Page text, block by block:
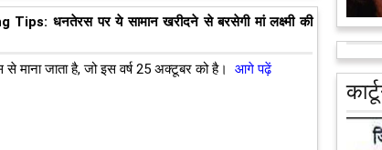
धनतेरस पर ये सामान खरीदने से बरसेगी मां लक्ष्मी की
से माना जाता है, जो इस वर्ष 25 अक्टूबर को है।
आगे पढ़ें
और